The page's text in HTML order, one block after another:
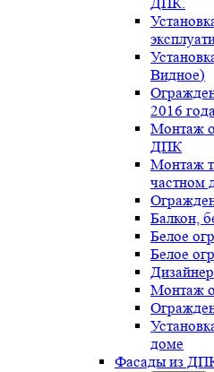
Видное)
2016
Монтаж
ДПК
Монтаж
частном
Балкон,
Белое
Белое
Монтаж
доме
Фасады из